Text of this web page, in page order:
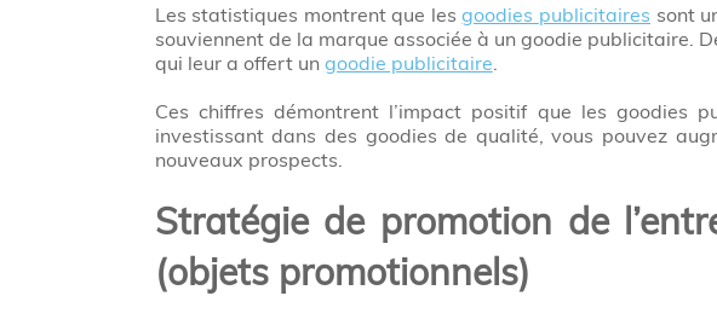
Les statistiques montrent que lesgoodies publicitaires sont
souviennent de la marque associée à un goodie publicitaire.
qui leur a offert un goodie publicitaire
Ces chiffres démontrent l’impact positif que les
investissant dans des goodies de qualité, vous pouvez
nouveaux prospects.
Stratégie de promotion de
(objets promotionnels)